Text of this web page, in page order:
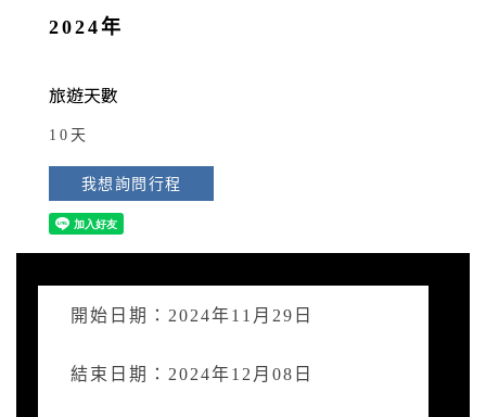
2024年
旅遊天數
10天
我想詢問行程
開始日期：2024年11月29日
結束日期：2024年12月08日